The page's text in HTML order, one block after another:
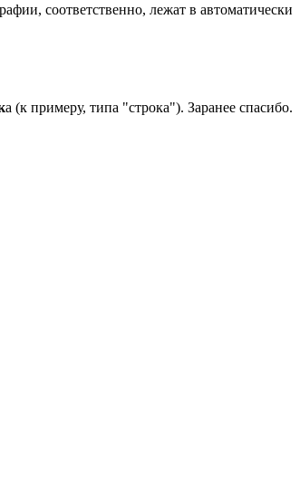
соответственно, лежат в автоматически
а (к примеру, типа "строка"). Заранее спасибо.